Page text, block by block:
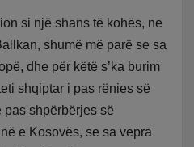
si një shans të kohës, ne
shumë më parë se sa
dhe për këtë s’ka burim
shqiptar i pas rënies së
shpërbërjes së
e Kosovës, se sa vepra